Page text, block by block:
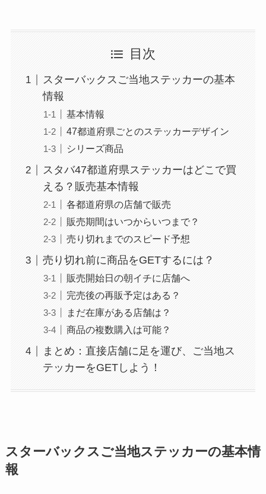
目次
スターバックスご当地ステッカーの基本
情報
基本情報
47都道府県ごとのステッカーデザイン
シリーズ商品
スタバ47都道府県ステッカーはどこで買
える？販売基本情報
各都道府県の店舗で販売
販売期間はいつからいつまで？
売り切れまでのスピード予想
売り切れ前に商品をGETするには？
販売開始日の朝イチに店舗へ
完売後の再販予定はある？
まだ在庫がある店舗は？
商品の複数購入は可能？
まとめ：直接店舗に足を運び、ご当地ス
テッカーをGETしよう！
スターバックスご当地ステッカーの基本情
報